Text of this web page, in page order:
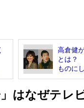
高倉健
とは？
ものに
はなぜテレ